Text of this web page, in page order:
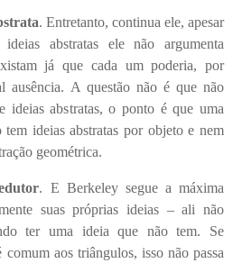
. Entretanto, continua ele, apesar
abstratas ele não argumenta
já que cada um poderia, por
ausência. A questão não é que não
ideias abstratas, o ponto é que uma
ideias abstratas por objeto e nem
geométrica.
. E Berkeley segue a máxima
suas próprias ideias – ali não
ter uma ideia que não tem. Se
aos triângulos, isso não passa